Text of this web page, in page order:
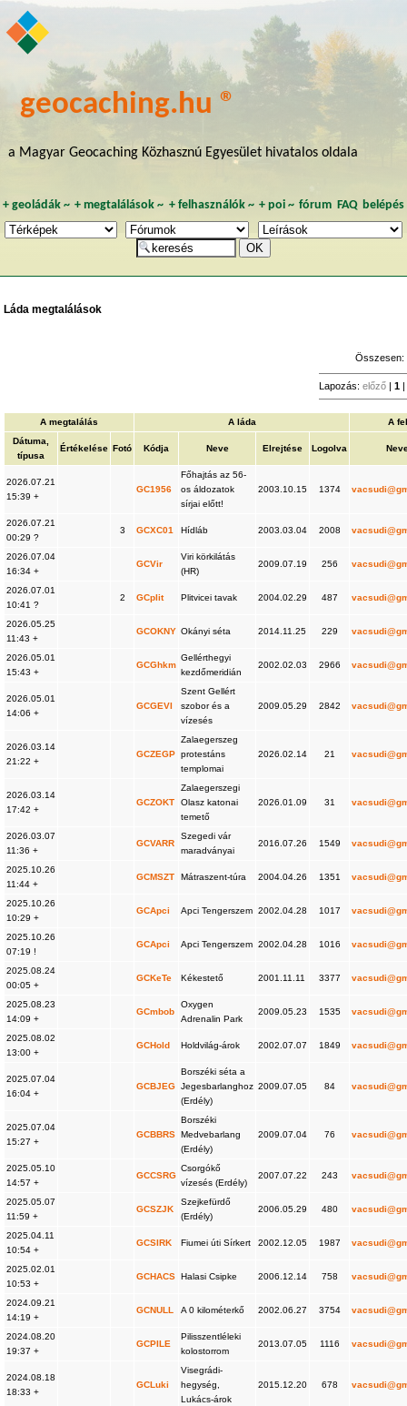
geocaching.hu ®
a Magyar Geocaching Közhasznú Egyesület hivatalos oldala
+ geoládák~ +megtalálások ~ + felhasználók~ + poi~ fórum FAQ belépés
Láda megtalálások
Összesen:
Lapozás:előző |1
A megtalálás A láda
A
Dátuma,
típusa
Értékelése Fotó Kódja Neve Elrejtése Logolva
2026.07.21
15:39 +
GC1956
Főhajtás az 56-
os áldozatok
sírjai előtt!
2003.10.15 1374
2026.07.21
00:29 ?
3 GCXC01 Hídláb 2003.03.04 2008
2026.07.04
16:34 +
GCVir
Viri körkilátás
(HR)
2009.07.19 256
2026.07.01
10:41 ?
2 GCplit Plitvicei tavak 2004.02.29 487
2026.05.25
11:43 +
GCOKNY Okányi séta 2014.11.25 229
2026.05.01
15:43 +
GCGhkm
Gellérthegyi
kezdőmeridián
2002.02.03 2966
2026.05.01
14:06 +
GCGEVI
Szent Gellért
szobor és a
vízesés
2009.05.29 2842
2026.03.14
21:22 +
GCZEGP
Zalaegerszeg
protestáns
templomai
2026.02.14 21
2026.03.14
17:42 +
GCZOKT
Zalaegerszegi
Olasz katonai
temető
2026.01.09 31
2026.03.07
11:36 +
GCVARR
Szegedi vár
maradványai
2016.07.26 1549
2025.10.26
11:44 +
GCMSZT Mátraszent-túra 2004.04.26 1351
2025.10.26
10:29 +
GCApci Apci Tengerszem 2002.04.28 1017
2025.10.26
07:19 !
GCApci Apci Tengerszem 2002.04.28 1016
2025.08.24
00:05 +
GCKeTe Kékestető 2001.11.11 3377
2025.08.23
14:09 +
GCmbob
Oxygen
Adrenalin Park
2009.05.23 1535
2025.08.02
13:00 +
GCHold Holdvilág-árok 2002.07.07 1849
2025.07.04
16:04 +
GCBJEG
Borszéki séta a
Jegesbarlanghoz
(Erdély)
2009.07.05 84
2025.07.04
15:27 +
GCBBRS
Borszéki
Medvebarlang
(Erdély)
2009.07.04 76
2025.05.10
14:57 +
GCCSRG
Csorgókő
vízesés (Erdély)
2007.07.22 243
2025.05.07
11:59 +
GCSZJK
Szejkefürdő
(Erdély)
2006.05.29 480
2025.04.11
10:54 +
GCSIRK Fiumei úti Sírkert 2002.12.05 1987
2025.02.01
10:53 +
GCHACS Halasi Csipke 2006.12.14 758
2024.09.21
14:19 +
GCNULL A 0 kilométerkő 2002.06.27 3754
2024.08.20
19:37 +
GCPILE
Pilisszentléleki
kolostorrom
2013.07.05 1116
2024.08.18
18:33 +
GCLuki
Visegrádi-
hegység,
Lukács-árok
2015.12.20 678